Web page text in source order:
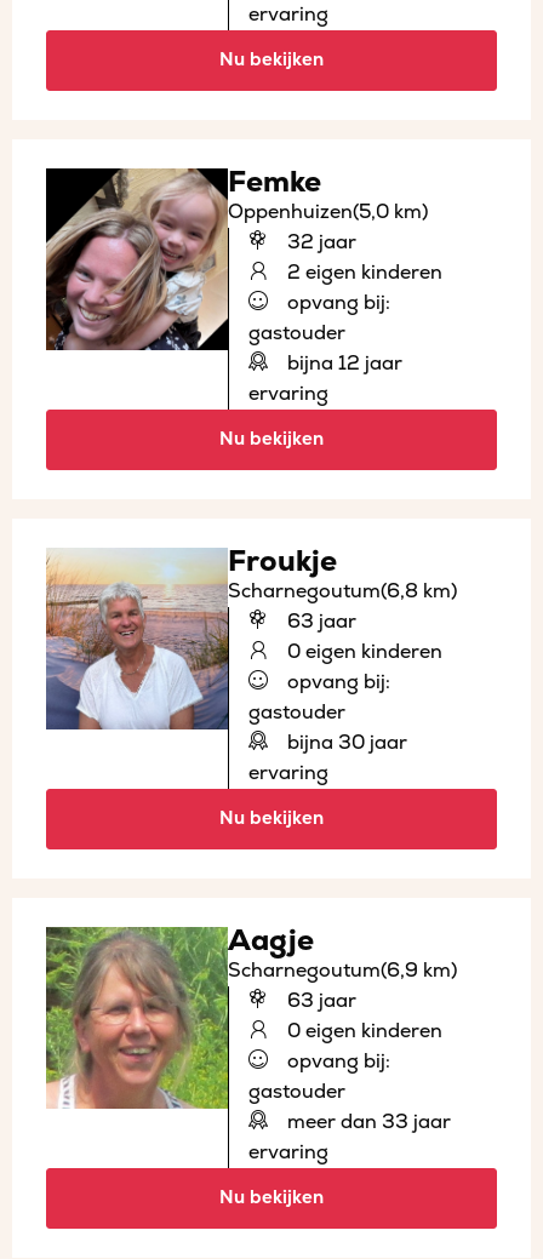
ervaring
Nu bekijken
Femke
Oppenhuizen(5,0 km)
32 jaar
2 eigen kinderen
opvang bij:
gastouder
bijna 12 jaar
ervaring
Nu bekijken
Froukje
Scharnegoutum(6,8 km)
63 jaar
0 eigen kinderen
opvang bij:
gastouder
bijna 30 jaar
ervaring
Nu bekijken
Aagje
Scharnegoutum(6,9 km)
63 jaar
0 eigen kinderen
opvang bij:
gastouder
meer dan 33 jaar
ervaring
Nu bekijken